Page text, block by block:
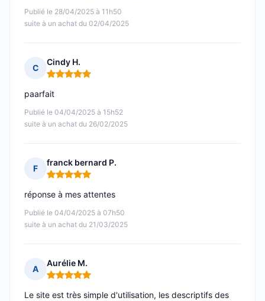
Publié le 28/04/2025 à 11h50
suite à un achat du 02/04/2025
C
Cindy H.
Note : 5 sur 5
Publié le 04/04/2025 à 15h52
suite à un achat du 26/02/2025
paarfait
F
franck bernard P.
Note : 5 sur 5
Publié le 04/04/2025 à 07h50
suite à un achat du 21/03/2025
réponse à mes attentes
A
Aurélie M.
Note : 5 sur 5
Le site est très simple d'utilisation, les descriptifs des